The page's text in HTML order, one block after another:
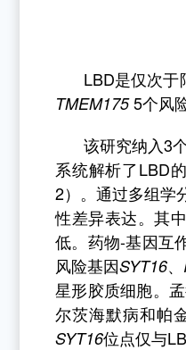
LBD是仅次于
TMEM1755个风
该研究纳入3
系统解析了LBD
2）。通过多组学
性差异表达。其
低。药物-基因互
风险基因SYT16、
星形胶质细胞。
尔茨海默病和帕
SYT16位点仅与